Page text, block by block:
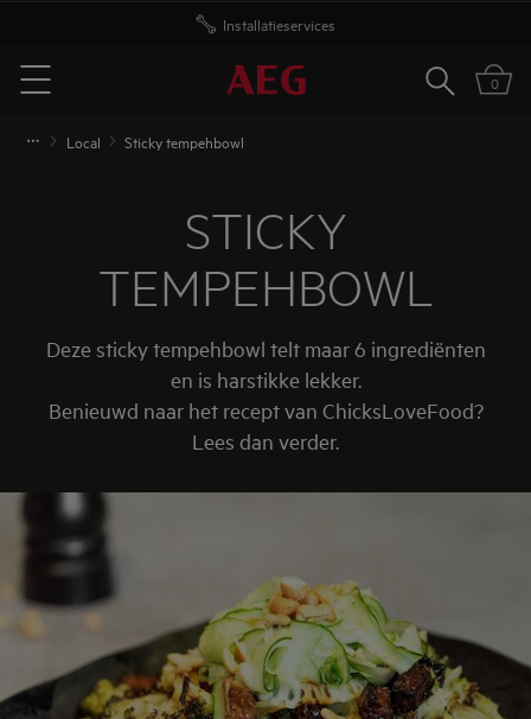
Installatieservices
Menu
Zoeken0
Local Sticky tempehbowl
STICKY
TEMPEHBOWL
Deze sticky tempehbowl telt maar 6 ingrediënten
en is harstikke lekker.
Benieuwd naar het recept van ChicksLoveFood?
Lees dan verder.